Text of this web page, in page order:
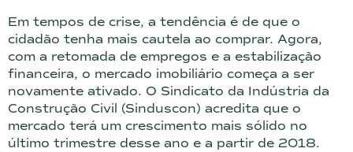
Em tempos de crise, a tendência é de que o
cidadão tenha mais cautela ao comprar. Agora,
com a retomada de empregos e a estabilização
financeira, o mercado imobiliário começa a ser
novamente ativado. O Sindicato da Indústria da
Construção Civil (Sinduscon) acredita que o
mercado terá um crescimento mais sólido no
último trimestre desse ano e a partir de 2018.